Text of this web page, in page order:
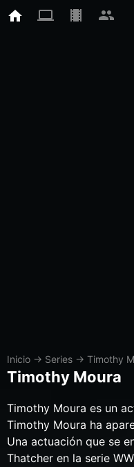
Inicio → Series → Timothy
Timothy Moura
Timothy Moura es un
Timothy Moura ha
Una actuación que se
Thatcher en la serie